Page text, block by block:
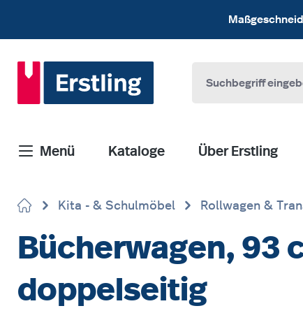
Menü Kataloge Über Erstling
Kita - & Schulmöbel Rollwagen &
Bücherwagen, 93
doppelseitig